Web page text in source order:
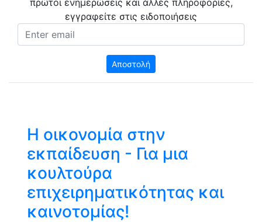
πρώτοι ενημερώσεις και άλλες πληροφορίες,
εγγραφείτε στις ειδοποιήσεις
Η οικονομία στην
εκπαίδευση - Για μια
κουλτούρα
επιχειρηματικότητας και
καινοτομίας!